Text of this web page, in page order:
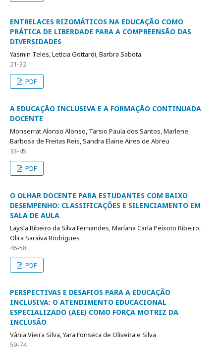
ENTRELACES RIZOMÁTICOS NA EDUCAÇÃO COMO
PRÁTICA DE LIBERDADE PARA A COMPREENSÃO DAS
DIVERSIDADES
Yasmin Teles, Letícia Gottardi, Barbra Sabota
21-32
PDF
A EDUCAÇÃO INCLUSIVA E A FORMAÇÃO CONTINUADA
DOCENTE
Monserrat Alonso Alonso, Tarsio Paula dos Santos, Marlene
Barbosa de Freitas Reis, Sandra Elaine Aires de Abreu
33-45
PDF
O OLHAR DOCENTE PARA ESTUDANTES COM BAIXO
DESEMPENHO: CLASSIFICAÇÕES E SILENCIAMENTO EM
SALA DE AULA
Laysla Ribeiro da Silva Fernandes, Marlana Carla Peixoto Ribeiro,
Olira Saraiva Rodrigues
46-58
PDF
PERSPECTIVAS E DESAFIOS PARA A EDUCAÇÃO
INCLUSIVA: O ATENDIMENTO EDUCACIONAL
ESPECIALIZADO (AEE) COMO FORÇA MOTRIZ DA
INCLUSÃO
Vânia Vieira Silva, Yara Fonseca de Oliveira e Silva
59-74